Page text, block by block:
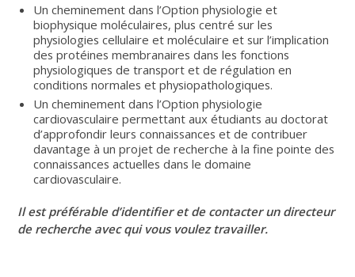
Un cheminement dans l’Option physiologie et
biophysique moléculaires, plus centré sur les
physiologies cellulaire et moléculaire et sur l’implication
des protéines membranaires dans les fonctions
physiologiques de transport et de régulation en
conditions normales et physiopathologiques.
Un cheminement dans l’Option physiologie
cardiovasculaire permettant aux étudiants au doctorat
d’approfondir leurs connaissances et de contribuer
davantage à un projet de recherche à la fine pointe des
connaissances actuelles dans le domaine
cardiovasculaire.
Il est préférable d’identifier et de contacter un directeur
de recherche avec qui vous voulez travailler.